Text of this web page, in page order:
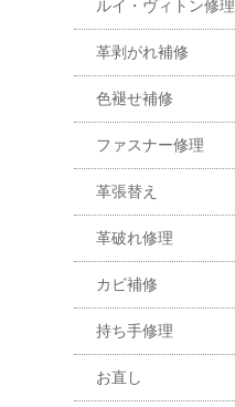
ルイ・ヴィトン修理
革剥がれ補修
色褪せ補修
ファスナー修理
革張替え
革破れ修理
カビ補修
持ち手修理
お直し